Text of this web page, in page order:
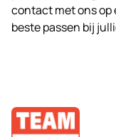
contact metonsop
beste passen bij